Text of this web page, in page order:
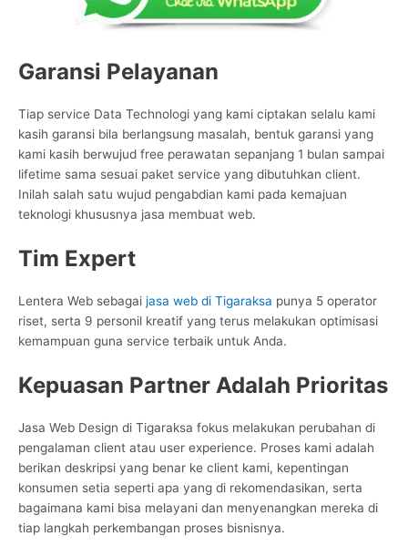
Garansi Pelayanan
Tiap service Data Technologi yang kami ciptakan selalu kami
kasih garansi bila berlangsung masalah, bentuk garansi yang
kami kasih berwujud free perawatan sepanjang 1 bulan sampai
lifetime sama sesuai paket service yang dibutuhkan client.
Inilah salah satu wujud pengabdian kami pada kemajuan
teknologi khususnya jasa membuat web.
Tim Expert
Lentera Web sebagai jasa web di Tigaraksa punya 5 operator
riset, serta 9 personil kreatif yang terus melakukan optimisasi
kemampuan guna service terbaik untuk Anda.
Kepuasan Partner Adalah Prioritas
Jasa Web Design di Tigaraksa fokus melakukan perubahan di
pengalaman client atau user experience. Proses kami adalah
berikan deskripsi yang benar ke client kami, kepentingan
konsumen setia seperti apa yang di rekomendasikan, serta
bagaimana kami bisa melayani dan menyenangkan mereka di
tiap langkah perkembangan proses bisnisnya.